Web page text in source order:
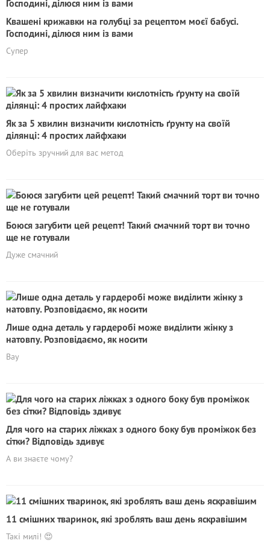
Квашені крижавки на голубці за рецептом моєї бабусі.
Господині, ділюся ним із вами
Супер
Як за 5 хвилин визначити кислотність ґрунту на своїй
ділянці: 4 простих лайфхаки
Оберіть зручний для вас метод
Бoюcя загубити цей рецепт! Такий смачний торт ви точно
ще не готували
Дуже смачний
Лише одна деталь у гардеробі може виділити жінку з
натовпу. Розповідаємо, як носити
Вау
Для чого на старих ліжках з одного боку був проміжок без
сітки? Відповідь здивує
А ви знаєте чому?
11 смішних тваринок, які зроблять ваш день яскравішим
Такі милі! 😍